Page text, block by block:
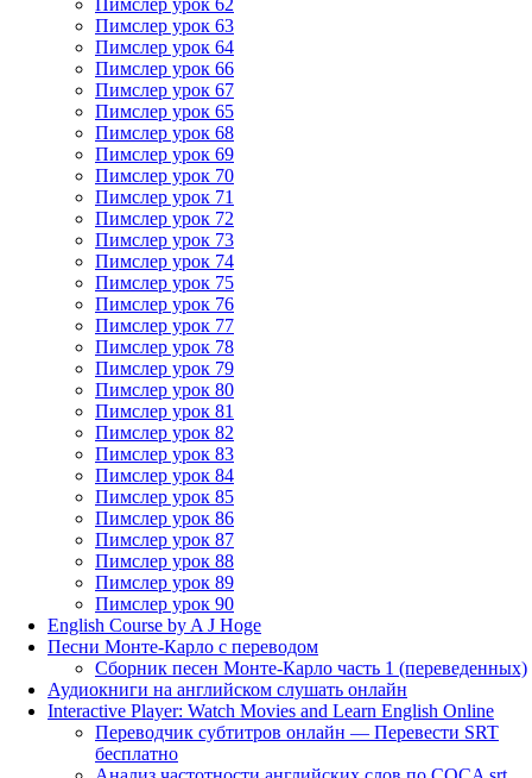
Пимслер урок 62
Пимслер урок 63
Пимслер урок 64
Пимслер урок 66
Пимслер урок 67
Пимслер урок 65
Пимслер урок 68
Пимслер урок 69
Пимслер урок 70
Пимслер урок 71
Пимслер урок 72
Пимслер урок 73
Пимслер урок 74
Пимслер урок 75
Пимслер урок 76
Пимслер урок 77
Пимслер урок 78
Пимслер урок 79
Пимслер урок 80
Пимслер урок 81
Пимслер урок 82
Пимслер урок 83
Пимслер урок 84
Пимслер урок 85
Пимслер урок 86
Пимслер урок 87
Пимслер урок 88
Пимслер урок 89
Пимслер урок 90
English Course by A J Hoge
Песни Монте-Карло с переводом
Сборник песен Монте-Карло часть 1 (переведенных)
Аудиокниги на английском слушать онлайн
Interactive Player: Watch Movies and Learn English Online
Переводчик субтитров онлайн — Перевести SRT
бесплатно